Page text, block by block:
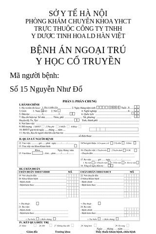
SỞ Y TẾ HÀ NỘI
PHÒNG KHÁM CHUYÊN KHOA YHCT
TRỰC THUỘC CÔNG TY TNHH
Y DƯỢC TINH HOA LD HÀN VIỆT
BỆNH ÁN NGOẠI TRÚ
Y HỌC CỔ TRUYỀN
Mã người bệnh:
Số 15 Nguyễn Như Đổ
1. Họ và tên (In
hoa):
1 9 9 5
8
8
X
X